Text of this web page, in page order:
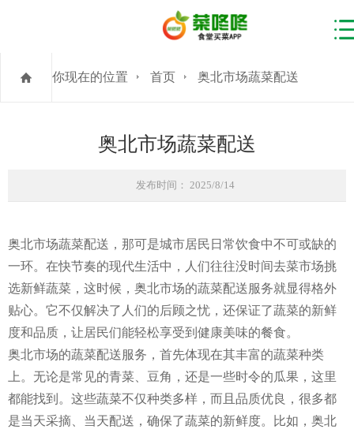
你现在的位置 首页 奥北市场蔬菜配送
奥北市场蔬菜配送
发布时间： 2025/8/14
奥北市场蔬菜配送，那可是城市居民日常饮食中不可或缺的
一环。在快节奏的现代生活中，人们往往没时间去菜市场挑
选新鲜蔬菜，这时候，奥北市场的蔬菜配送服务就显得格外
贴心。它不仅解决了人们的后顾之忧，还保证了蔬菜的新鲜
度和品质，让居民们能轻松享受到健康美味的餐食。
奥北市场的蔬菜配送服务，首先体现在其丰富的蔬菜种类
上。无论是常见的青菜、豆角，还是一些时令的瓜果，这里
都能找到。这些蔬菜不仅种类多样，而且品质优良，很多都
是当天采摘、当天配送，确保了蔬菜的新鲜度。比如，奥北